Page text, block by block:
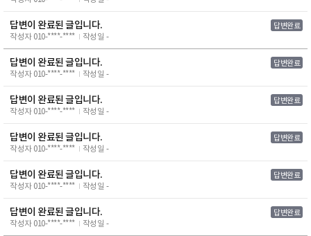
답변이 완료된 글입니다.
작성자 010-****-**** 작성일 -
답변완료
답변이 완료된 글입니다.
작성자 010-****-**** 작성일 -
답변완료
답변이 완료된 글입니다.
작성자 010-****-**** 작성일 -
답변완료
답변이 완료된 글입니다.
작성자 010-****-**** 작성일 -
답변완료
답변이 완료된 글입니다.
작성자 010-****-**** 작성일 -
답변완료
답변이 완료된 글입니다.
작성자 010-****-**** 작성일 -
답변완료